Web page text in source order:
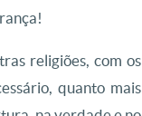
religiões, com os
quanto mais